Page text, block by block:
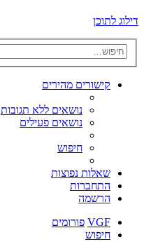
דילוג לתוכן
קישורים מהירים
נושאים ללא תגובות
נושאים פעילים
חיפוש
שאלות נפוצות
התחברות
הרשמה
VGF פורומים
חיפוש